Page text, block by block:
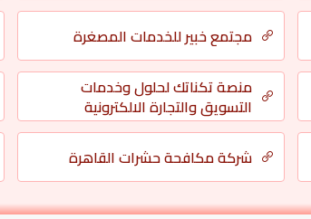
مجتمع خبير للخدمات المصغرة
منصة تكناتك لحلول وخدمات
التسويق والتجارة الالكترونية
شركة مكافحة حشرات القاهرة